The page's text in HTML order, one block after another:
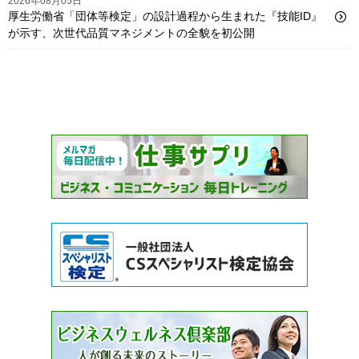
厚生労働省「団体等検定」の設計過程から生まれた『技能ID』
が示す、次世代品質マネジメントの全貌を初公開